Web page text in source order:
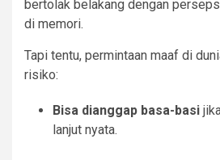
bertolak belakang dengan
di memori.
Tapi tentu, permintaan maaf di
risiko:
Bisa dianggap basa-basi
lanjut nyata.